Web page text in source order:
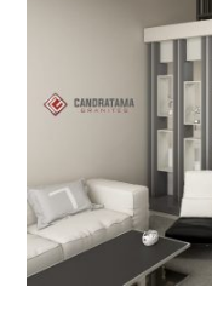
Dengan